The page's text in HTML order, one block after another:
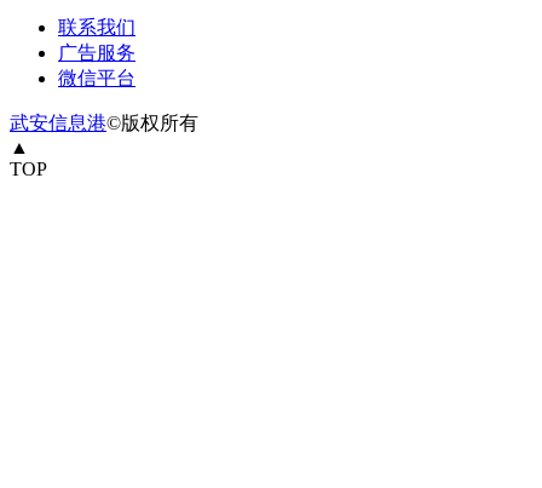
联系我们
广告服务
微信平台
武安信息港©版权所有
▲
TOP